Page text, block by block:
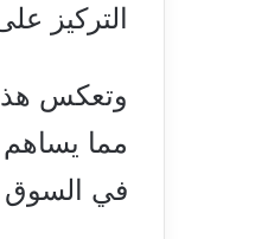
التركيز
وتعكس هذه
مما
في السوق